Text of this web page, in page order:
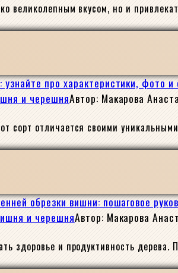
великолепным вкусом, но и
про характеристики, фото и
и черешняАвтор: Макарова
отличается своими
обрезки вишни: пошаговое
и черешняАвтор: Макарова
и продуктивность дерева.